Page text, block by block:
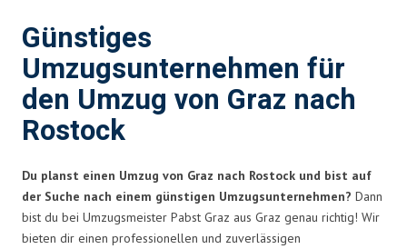
Günstiges
Umzugsunternehmen für
den Umzug von Graz nach
Rostock
Du planst einen Umzug von Graz nach Rostock und bist auf
der Suche nach einem günstigen Umzugsunternehmen? Dann
bist du bei Umzugsmeister Pabst Graz aus Graz genau richtig! Wir
bieten dir einen professionellen und zuverlässigen